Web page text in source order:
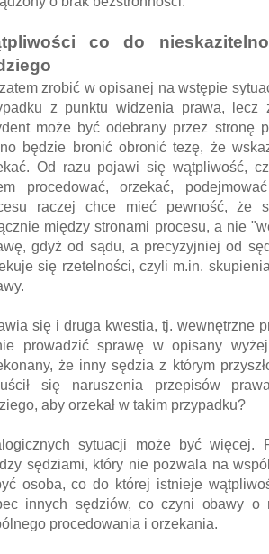
co do
zrobić w opisanej na wstępie
z punktu widzenia prawa,
może być odebrany przez stronę
będzie bronić obronić tezę, że
Od razu pojawi się wątpliwość,
procedować, orzekać,
raczej chce mieć pewność, że
między stronami procesu, a nie
gdyż od sądu, a precyzyjniej od
się rzetelności, czyli m.in.
się i druga kwestia, tj. wewnętrzne
prowadzić sprawę w opisany
że inny sędzia z którym
się naruszenia przepisów
aby orzekał w takim przypadku?
sytuacji może być więcej.
sędziami, który nie pozwala na
osoba, co do której istnieje
innych sędziów, co czyni obawy o
procedowania i orzekania.